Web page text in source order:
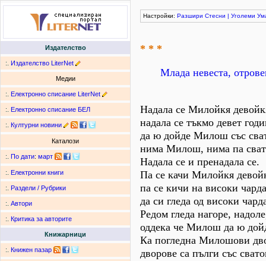
Издателство
:. Издателство LiterNet
Медии
:. Електронно списание LiterNet
:. Електронно списание БЕЛ
:. Културни новини
Каталози
:. По дати: март
:. Електронни книги
:. Раздели / Рубрики
:. Автори
:. Критика за авторите
Книжарници
:. Книжен пазар
Настройки: Разшири Стесни | Уголеми
* * *
Млада невеста,
Надала се Милойкя
надала се тъкмо девет
да ю дойде Милош със
нима Милош, нима па
Надала се и пренадала се.
Па се качи Милойкя
па се кичи на високи
да си гледа од високи
Редом гледа нагоре,
оддека че Милош да ю
Ка погледна Милошови
дворове са пълги със